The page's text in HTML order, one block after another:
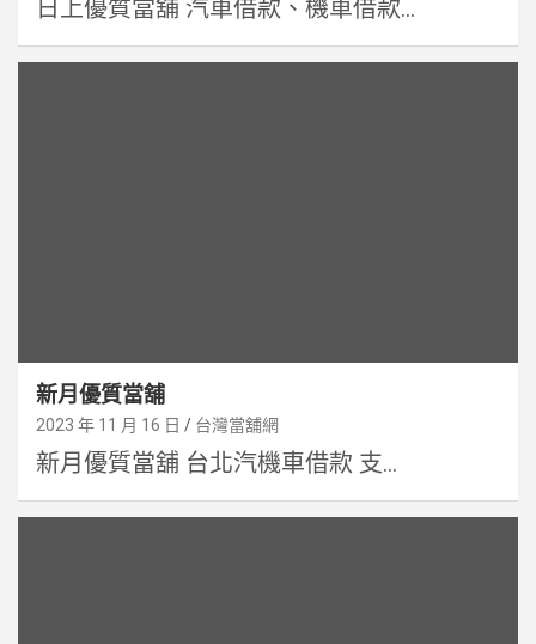
日上優質當舖 汽車借款、機車借款...
新月優質當舖
2023 年 11 月 16 日 台灣當舖網
新月優質當舖 台北汽機車借款 支...